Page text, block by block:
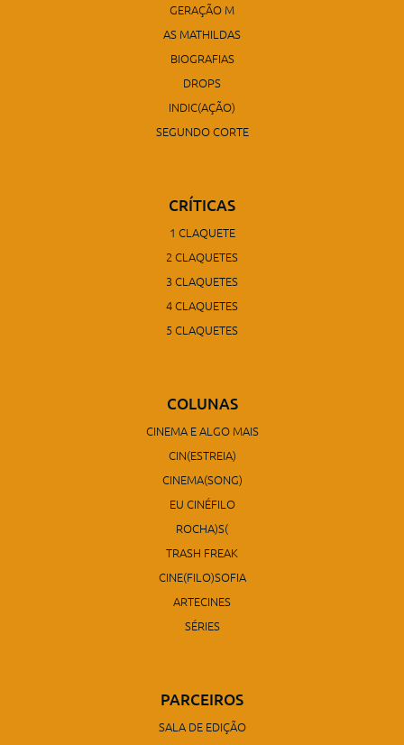
GERAÇÃO M
AS MATHILDAS
BIOGRAFIAS
DROPS
INDIC(AÇÃO)
SEGUNDO CORTE
CRÍTICAS
1 CLAQUETE
2 CLAQUETES
3 CLAQUETES
4 CLAQUETES
5 CLAQUETES
COLUNAS
CINEMA E ALGO MAIS
CIN(ESTREIA)
CINEMA(SONG)
EU CINÉFILO
ROCHA)S(
TRASH FREAK
CINE(FILO)SOFIA
ARTECINES
SÉRIES
PARCEIROS
SALA DE EDIÇÃO